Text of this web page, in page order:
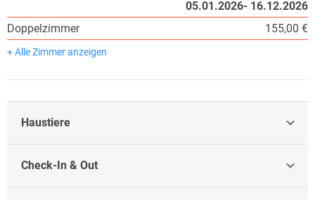
Doppelzimmer
+ Alle Zimmer anzeigen
05.01.2026- 16.12.2026
155,00 €
Haustiere
Check-In & Out